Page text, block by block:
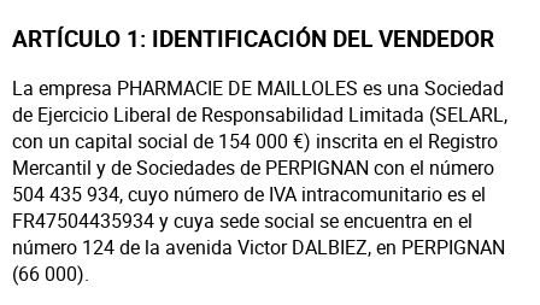
ARTÍCULO 1: IDENTIFICACIÓN DEL VENDEDOR
La empresa PHARMACIE DE MAILLOLES es una Sociedad
de Ejercicio Liberal de Responsabilidad Limitada (SELARL,
con un capital social de 154 000 €) inscrita en el Registro
Mercantil y de Sociedades de PERPIGNAN con el número
504 435 934, cuyo número de IVA intracomunitario es el
FR47504435934 y cuya sede social se encuentra en el
número 124 de la avenida Victor DALBIEZ, en PERPIGNAN
(66 000).